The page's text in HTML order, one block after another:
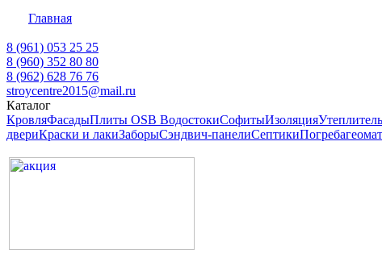
Главная
8 (961) 053 25 25
8 (960) 352 80 80
8 (962) 628 76 76
stroycentre2015@mail.ru
Каталог
КровляФасадыПлиты OSB ВодостокиСофитыИзоляцияУтеплитель
двериКраски и лакиЗаборыСэндвич-панелиСептикиПогреба